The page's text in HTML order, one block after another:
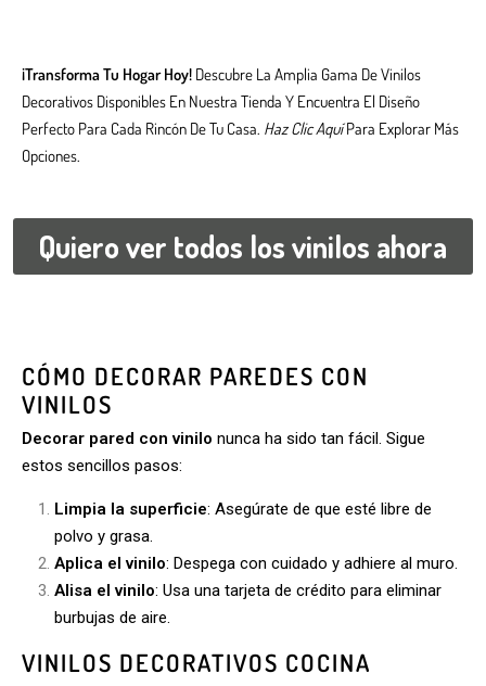
¡Transforma Tu Hogar Hoy! Descubre La Amplia Gama De Vinilos
Decorativos Disponibles En Nuestra Tienda Y Encuentra El Diseño
Perfecto Para Cada Rincón De Tu Casa. Haz Clic AquíPara Explorar Más
Opciones.
Quiero ver todos los vinilos ahora
CÓMO DECORAR PAREDES CON
VINILOS
Decorar pared con vinilo nunca ha sido tan fácil. Sigue
estos sencillos pasos:
Limpia la superficie: Asegúrate de que esté libre de
polvo y grasa.
Aplica el vinilo: Despega con cuidado y adhiere al muro.
Alisa el vinilo: Usa una tarjeta de crédito para eliminar
burbujas de aire.
VINILOS DECORATIVOS COCINA